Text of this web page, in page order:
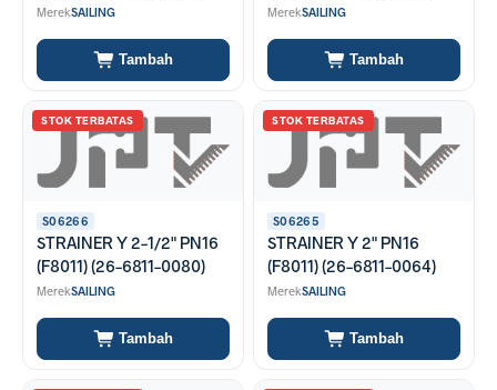
MerekSAILING
Tambah
MerekSAILING
Tambah
STOK TERBATAS
S06266
STRAINER Y 2-1/2" PN16
(F8011) (26-6811-0080)
MerekSAILING
Tambah
STOK TERBATAS
S06265
STRAINER Y 2" PN16
(F8011) (26-6811-0064)
MerekSAILING
Tambah